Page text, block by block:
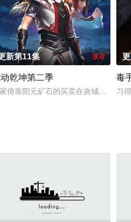
己拥有上古魔龙的武魂，在这个武
新第11集 9.0
乾坤第二季
倚靠阳元矿石的买卖在炎城慢慢稳
毒
习